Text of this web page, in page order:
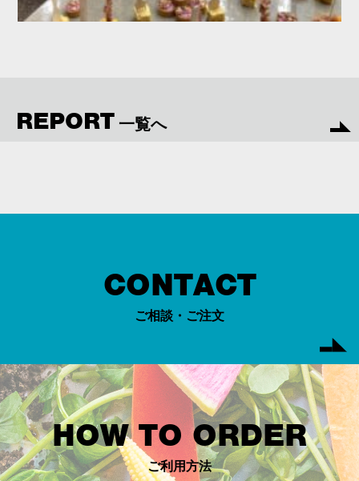
REPORT 一覧へ
CONTACT
ご相談・ご注文
HOW TO ORDER
ご利用方法